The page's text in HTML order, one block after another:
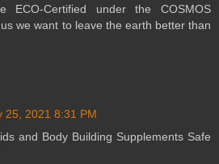
Certified under the COSMOS
we want to leave the earth better than
25, 2021 8:31 PM
and Body Building Supplements Safe